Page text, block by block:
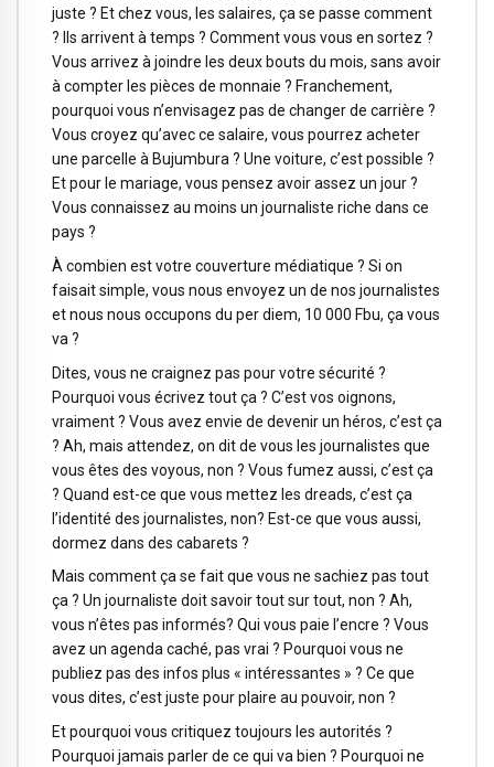
juste ? Et chez vous, les salaires, ça se passe comment
? Ils arrivent à temps ? Comment vous vous en sortez ?
Vous arrivez à joindre les deux bouts du mois, sans avoir
à compter les pièces de monnaie ? Franchement,
pourquoi vous n’envisagez pas de changer de carrière ?
Vous croyez qu’avec ce salaire, vous pourrez acheter
une parcelle à Bujumbura ? Une voiture, c’est possible ?
Et pour le mariage, vous pensez avoir assez un jour ?
Vous connaissez au moins un journaliste riche dans ce
pays ?
À combien est votre couverture médiatique ? Si on
faisait simple, vous nous envoyez un de nos journalistes
et nous nous occupons du per diem, 10 000 Fbu, ça vous
va ?
Dites, vous ne craignez pas pour votre sécurité ?
Pourquoi vous écrivez tout ça ? C’est vos oignons,
vraiment ? Vous avez envie de devenir un héros, c’est ça
? Ah, mais attendez, on dit de vous les journalistes que
vous êtes des voyous, non ? Vous fumez aussi, c’est ça
? Quand est-ce que vous mettez les dreads, c’est ça
l’identité des journalistes, non? Est-ce que vous aussi,
dormez dans des cabarets ?
Mais comment ça se fait que vous ne sachiez pas tout
ça ? Un journaliste doit savoir tout sur tout, non ? Ah,
vous n’êtes pas informés? Qui vous paie l’encre ? Vous
avez un agenda caché, pas vrai ? Pourquoi vous ne
publiez pas des infos plus « intéressantes » ? Ce que
vous dites, c’est juste pour plaire au pouvoir, non ?
Et pourquoi vous critiquez toujours les autorités ?
Pourquoi jamais parler de ce qui va bien ? Pourquoi ne